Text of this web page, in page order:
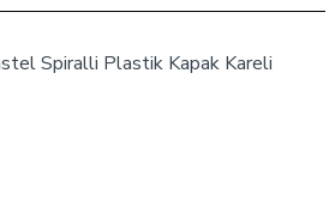
Spiralli Plastik Kapak Kareli